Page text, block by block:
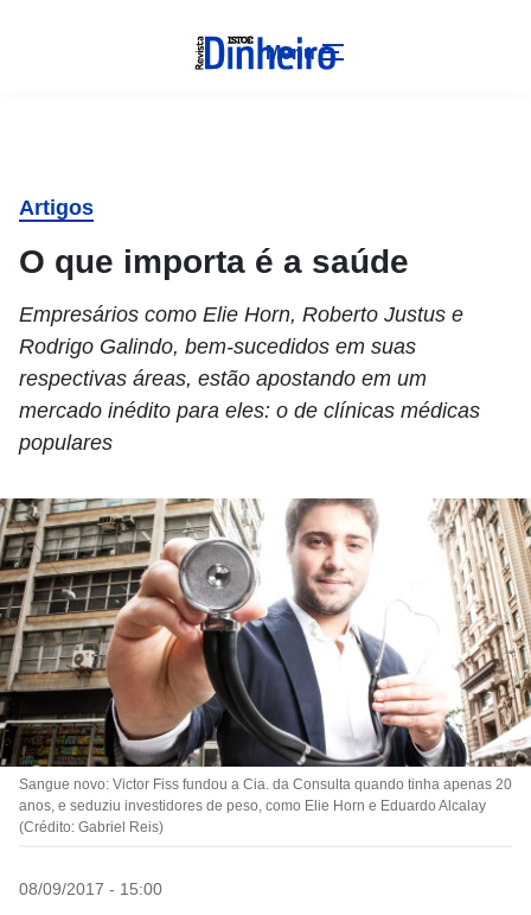
Menu
Artigos
O que importa é a saúde
Empresários como Elie Horn, Roberto Justus e
Rodrigo Galindo, bem-sucedidos em suas
respectivas áreas, estão apostando em um
mercado inédito para eles: o de clínicas médicas
populares
Sangue novo: Victor Fiss fundou a Cia. da Consulta quando tinha apenas 20
anos, e seduziu investidores de peso, como Elie Horn e Eduardo Alcalay
(Crédito: Gabriel Reis)
08/09/2017 - 15:00